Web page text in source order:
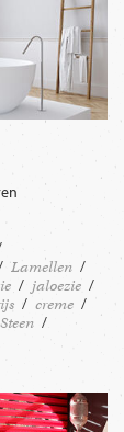
Lamellen
jaloezie
creme
Steen